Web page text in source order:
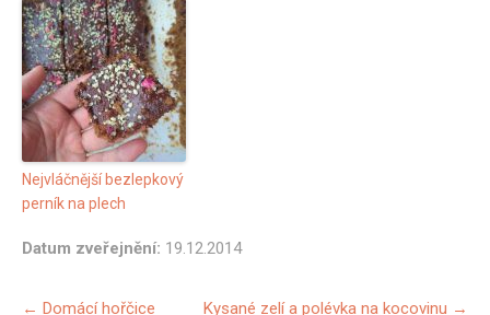
Nejvláčnější bezlepkový
perník na plech
Datum zveřejnění: 19.12.2014
Další
← Domácí hořčice Kysané zelí a polévka na kocovinu →